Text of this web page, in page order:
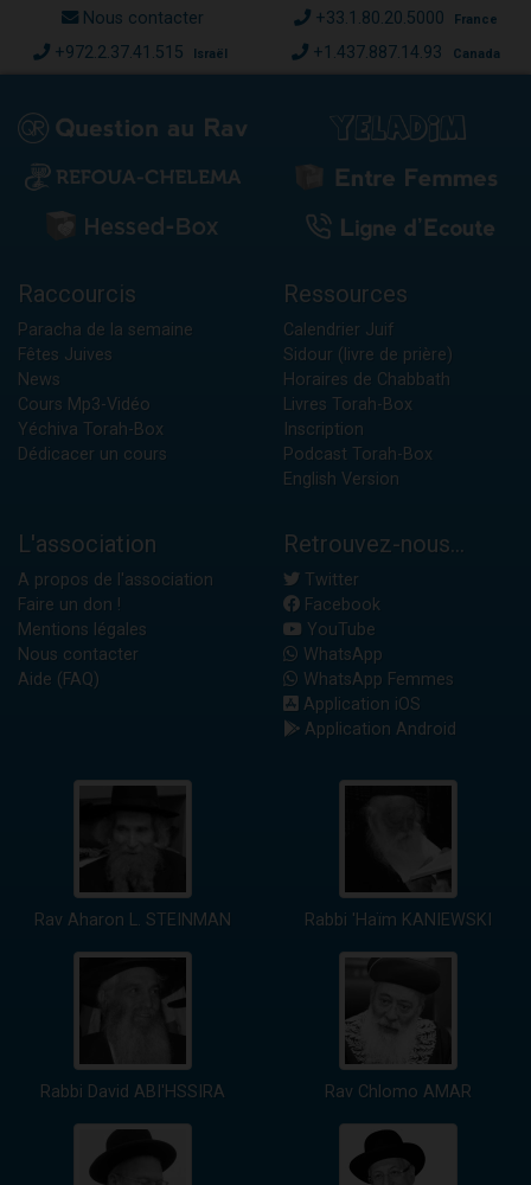
Nous contacter +33.1.80.20.5000 France
+972.2.37.41.515 Israël +1.437.887.14.93 Canada
Raccourcis
Paracha de la semaine
Fêtes Juives
News
Cours Mp3-Vidéo
Yéchiva Torah-Box
Dédicacer un cours
Ressources
Calendrier Juif
Sidour (livre de prière)
Horaires de Chabbath
Livres Torah-Box
Inscription
Podcast Torah-Box
English Version
L'association
A propos de l'association
Faire un don !
Mentions légales
Nous contacter
Aide (FAQ)
Retrouvez-nous...
Twitter
Facebook
YouTube
WhatsApp
WhatsApp Femmes
Application iOS
Application Android
Rav Aharon L. STEINMAN Rabbi 'Haïm KANIEWSKI
Rabbi David ABI'HSSIRA Rav Chlomo AMAR